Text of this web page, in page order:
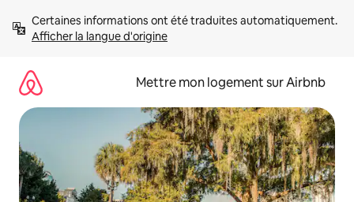
directement
Afficher la langue d'origine
Mettre mon logement sur Airbnb